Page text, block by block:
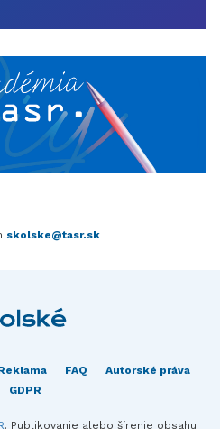
skolske@tasr.sk
FAQ
Autorské práva
GDPR
. Publikovanie alebo šírenie obsahu